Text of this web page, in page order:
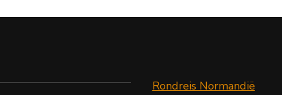
Rondreis Normandië